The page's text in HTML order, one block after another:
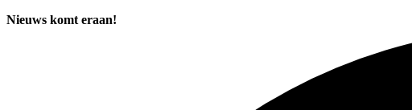
Nieuws komt eraan!